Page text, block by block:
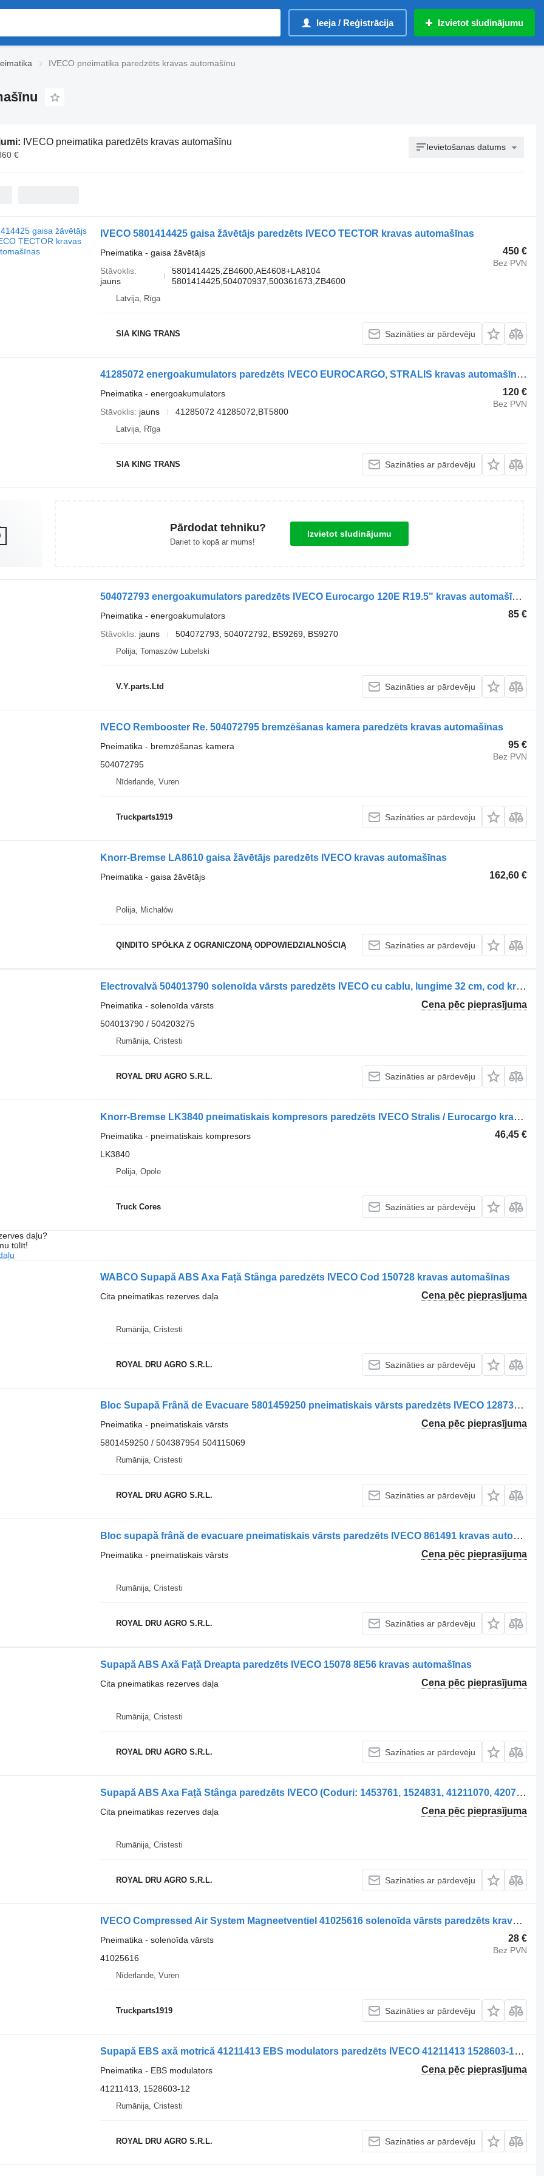
Ieeja / Reģistrācija Izvietot sludinājumu
IVECO pneimatika paredzēts kravas automašīnu
IVECO pneimatika paredzēts kravas automašīnu
€
Ievietošanas datums
IVECO 5801414425 gaisa žāvētājs paredzēts IVECO TECTOR kravas automašīnas
450 €
Bez PVN
Pneimatika - gaisa žāvētājs
Stāvoklis
jauns
5801414425,ZB4600,AE4608+LA8104
5801414425,504070937,500361673,ZB4600
Latvija, Rīga
SIA KING TRANS Sazināties ar pārdevēju
41285072 energoakumulators paredzēts IVECO EUROCARGO, STRALIS kravas automašīnas
120 €
Bez PVN
Pneimatika - energoakumulators
Stāvoklis jauns 41285072 41285072,BT5800
Latvija, Rīga
SIA KING TRANS Sazināties ar pārdevēju
Pārdodat tehniku?
Dariet to kopā ar mums!
Izvietot sludinājumu
504072793 energoakumulators paredzēts IVECO Eurocargo 120E R19.5" kravas automašīnas
85 €
Pneimatika - energoakumulators
Stāvoklis jauns 504072793, 504072792, BS9269, BS9270
Polija, Tomaszów Lubelski
V.Y.parts.Ltd Sazināties ar pārdevēju
IVECO Rembooster Re. 504072795 bremzēšanas kamera paredzēts kravas automašīnas
95 €
Bez PVN
Pneimatika - bremzēšanas kamera
504072795
Nīderlande, Vuren
Truckparts1919 Sazināties ar pārdevēju
Knorr-Bremse LA8610 gaisa žāvētājs paredzēts IVECO kravas automašīnas
162,60 €
Pneimatika - gaisa žāvētājs
Polija, Michałów
QINDITO SPÓŁKA Z OGRANICZONĄ ODPOWIEDZIALNOŚCIĄ Sazināties ar pārdevēju
Electrovalvă 504013790 solenoīda vārsts paredzēts IVECO cu cablu, lungime 32 cm, cod kravas automašīnas
Cena pēc pieprasījuma
Pneimatika - solenoīda vārsts
504013790 / 504203275
Rumānija, Cristesti
ROYAL DRU AGRO S.R.L. Sazināties ar pārdevēju
Knorr-Bremse LK3840 pneimatiskais kompresors paredzēts IVECO Stralis / Eurocargo kravas automašīnas
46,45 €
Pneimatika - pneimatiskais kompresors
LK3840
Polija, Opole
Truck Cores Sazināties ar pārdevēju
daļu?
tūlīt!
WABCO Supapă ABS Axa Față Stânga paredzēts IVECO Cod 150728 kravas automašīnas
Cena pēc pieprasījuma
Cita pneimatikas rezerves daļa
Rumānija, Cristesti
ROYAL DRU AGRO S.R.L. Sazināties ar pārdevēju
Bloc Supapă Frână de Evacuare 5801459250 pneimatiskais vārsts paredzēts IVECO 1287305536 153704 kravas automašīnas
Cena pēc pieprasījuma
Pneimatika - pneimatiskais vārsts
5801459250 / 504387954 504115069
Rumānija, Cristesti
ROYAL DRU AGRO S.R.L. Sazināties ar pārdevēju
Bloc supapă frână de evacuare pneimatiskais vārsts paredzēts IVECO 861491 kravas automašīnas
Cena pēc pieprasījuma
Pneimatika - pneimatiskais vārsts
Rumānija, Cristesti
ROYAL DRU AGRO S.R.L. Sazināties ar pārdevēju
Supapă ABS Axă Față Dreapta paredzēts IVECO 15078 8E56 kravas automašīnas
Cena pēc pieprasījuma
Cita pneimatikas rezerves daļa
Rumānija, Cristesti
ROYAL DRU AGRO S.R.L. Sazināties ar pārdevēju
Supapă ABS Axa Față Stânga paredzēts IVECO (Coduri: 1453761, 1524831, 41211070, 42070065, 5006034256, 5006143405, 81524526007, 5000790124, 5010151551, 5430042384, 1934978, 1195752, 1518589, 177442) kravas automašīnas
Cena pēc pieprasījuma
Cita pneimatikas rezerves daļa
Rumānija, Cristesti
ROYAL DRU AGRO S.R.L. Sazināties ar pārdevēju
IVECO Compressed Air System Magneetventiel 41025616 solenoīda vārsts paredzēts kravas automašīnas
28 €
Bez PVN
Pneimatika - solenoīda vārsts
41025616
Nīderlande, Vuren
Truckparts1919 Sazināties ar pārdevēju
Supapă EBS axă motrică 41211413 EBS modulators paredzēts IVECO 41211413 1528603-12 kravas automašīnas
Cena pēc pieprasījuma
Pneimatika - EBS modulators
41211413, 1528603-12
Rumānija, Cristesti
ROYAL DRU AGRO S.R.L. Sazināties ar pārdevēju